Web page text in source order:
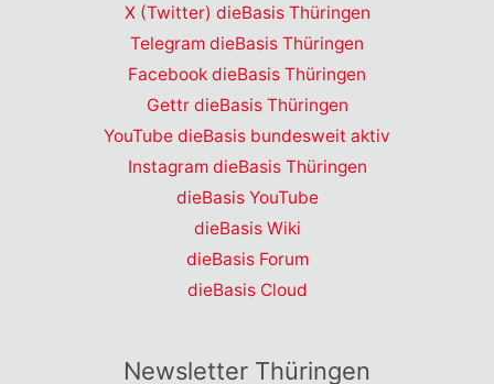
X (Twitter) dieBasis Thüringen
Telegram dieBasis Thüringen
Facebook dieBasis Thüringen
Gettr dieBasis Thüringen
YouTube dieBasis bundesweit aktiv
Instagram dieBasis Thüringen
dieBasis YouTube
dieBasis Wiki
dieBasis Forum
dieBasis Cloud
Newsletter Thüringen